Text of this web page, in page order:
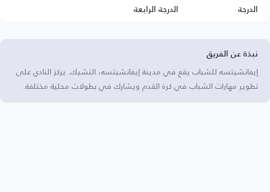
الدرجة
الدرجة الرابعة
نبذة عن الفريق
إيفانشيتسه للشباب يقع في مدينة إيفانشيتسه، التشيك. يركز النادي على
تطوير مهارات الشباب في كرة القدم ويشارك في بطولات محلية مختلفة.